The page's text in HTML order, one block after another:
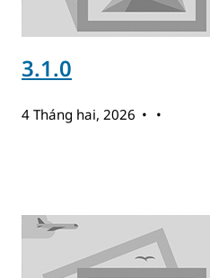
3.1.0
4 Tháng hai, 2026